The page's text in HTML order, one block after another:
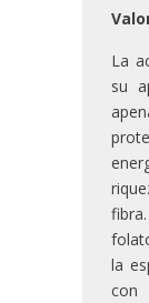
La
su
la